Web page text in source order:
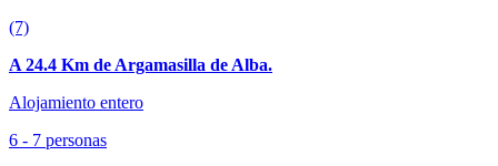
(7)
A 24.4 Km de Argamasilla de Alba.
Alojamiento entero
6 - 7 personas